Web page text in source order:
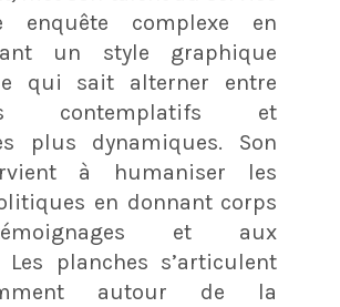
enquête complexe en
un style graphique
qui sait alterner entre
contemplatifs et
plus dynamiques. Son
à humaniser les
en donnant corps
et aux
Les planches s’articulent
autour de la